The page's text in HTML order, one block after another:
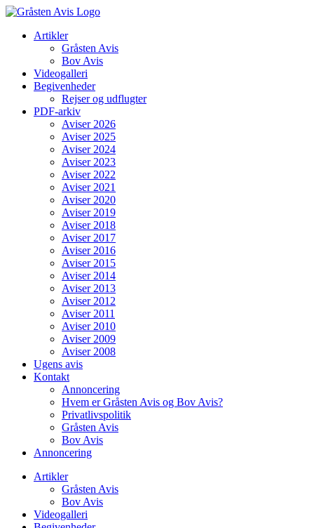
Skip
contentArtikler
Gråsten Avis
Bov Avis
Videogalleri
Begivenheder
Rejser og udflugter
PDF-arkiv
Aviser 2026
Aviser 2025
Aviser 2024
Aviser 2023
Aviser 2022
Aviser 2021
Aviser 2020
Aviser 2019
Aviser 2018
Aviser 2017
Aviser 2016
Aviser 2015
Aviser 2014
Aviser 2013
Aviser 2012
Aviser 2011
Aviser 2010
Aviser 2009
Aviser 2008
Ugens avis
Kontakt
Annoncering
Hvem er Gråsten Avis og Bov Avis?
Privatlivspolitik
Gråsten Avis
Bov Avis
Annoncering
Artikler
Gråsten Avis
Bov Avis
Videogalleri